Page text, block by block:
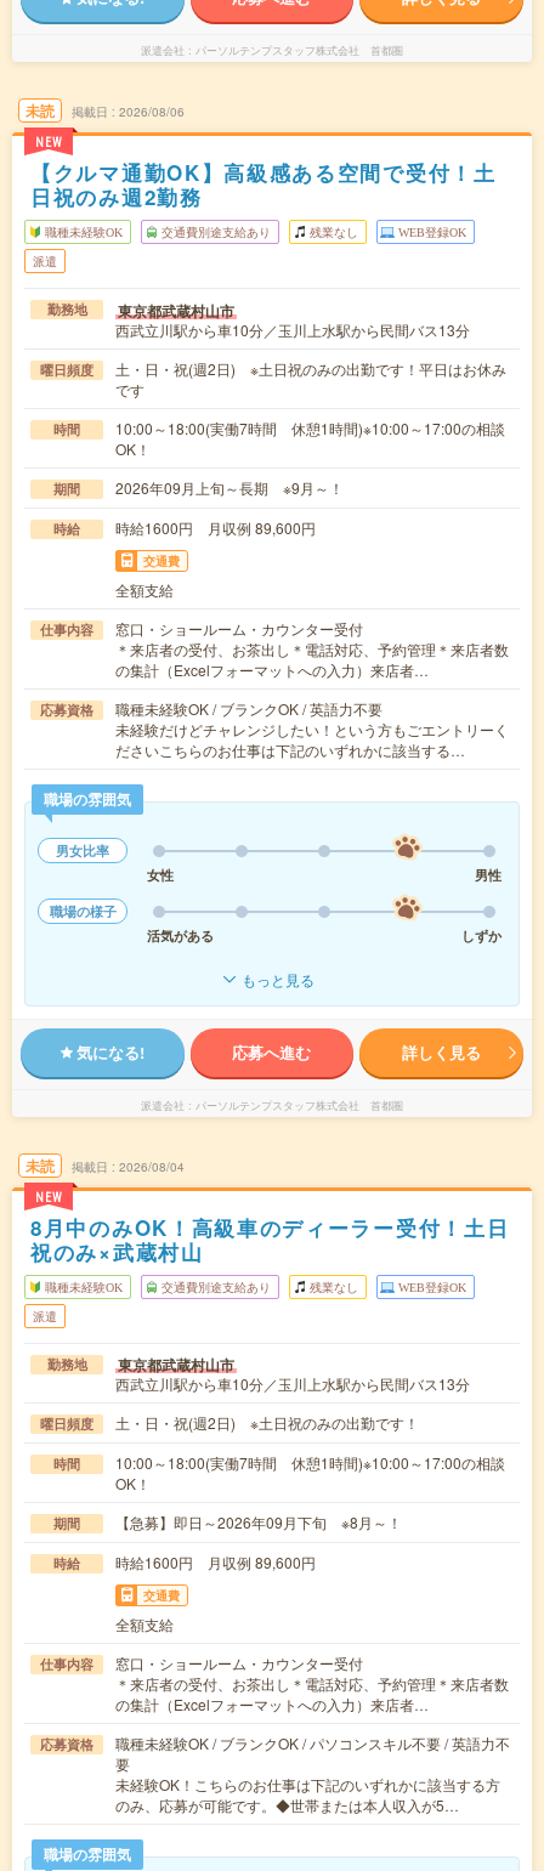
派遣会社 パーソルテンプスタッフ株式会社 首都圏
未読
NEW
掲載日 2026/08/06
【クルマ通勤OK】高級感ある空間で受付！土
日祝のみ週2勤務
職種未経験OK 交通費別途支給あり 残業なし WEB登録OK
派遣
勤務地 東京都武蔵村山市
西武立川駅から車10分／玉川上水駅から民間バス13分
曜日頻度
土・日・祝(週2日) ※土日祝のみの出勤です！平日はお休み
です
時間
10:00～18:00(実働7時間 休憩1時間)※10:00～17:00の相談
OK！
期間 2026年09月上旬～長期 ※9月～！
時給 時給1600円 月収例 89,600円
交通費
全額支給
仕事内容
窓口・ショールーム・カウンター受付
＊来店者の受付、お茶出し＊電話対応、予約管理＊来店者数
の集計（Excelフォーマットへの入力）来店者…
応募資格
職種未経験OK / ブランクOK / 英語力不要
未経験だけどチャレンジしたい！という方もごエントリーく
ださいこちらのお仕事は下記のいずれかに該当する…
職場の雰囲気
男女比率
女性
男性
職場の様子
活気がある
しずか
もっと見る
気になる! 応募へ進む 詳しく見る
派遣会社 パーソルテンプスタッフ株式会社 首都圏
未読
NEW
掲載日 2026/08/04
8月中のみOK！高級車のディーラー受付！土日
祝のみ×武蔵村山
職種未経験OK 交通費別途支給あり 残業なし WEB登録OK
派遣
勤務地 東京都武蔵村山市
西武立川駅から車10分／玉川上水駅から民間バス13分
曜日頻度 土・日・祝(週2日) ※土日祝のみの出勤です！
時間
10:00～18:00(実働7時間 休憩1時間)※10:00～17:00の相談
OK！
期間 【急募】即日～2026年09月下旬 ※8月～！
時給 時給1600円 月収例 89,600円
交通費
全額支給
仕事内容
窓口・ショールーム・カウンター受付
＊来店者の受付、お茶出し＊電話対応、予約管理＊来店者数
の集計（Excelフォーマットへの入力）来店者…
応募資格
職種未経験OK / ブランクOK / パソコンスキル不要 / 英語力不
要
未経験OK！こちらのお仕事は下記のいずれかに該当する方
のみ、応募が可能です。◆世帯または本人収入が5…
職場の雰囲気